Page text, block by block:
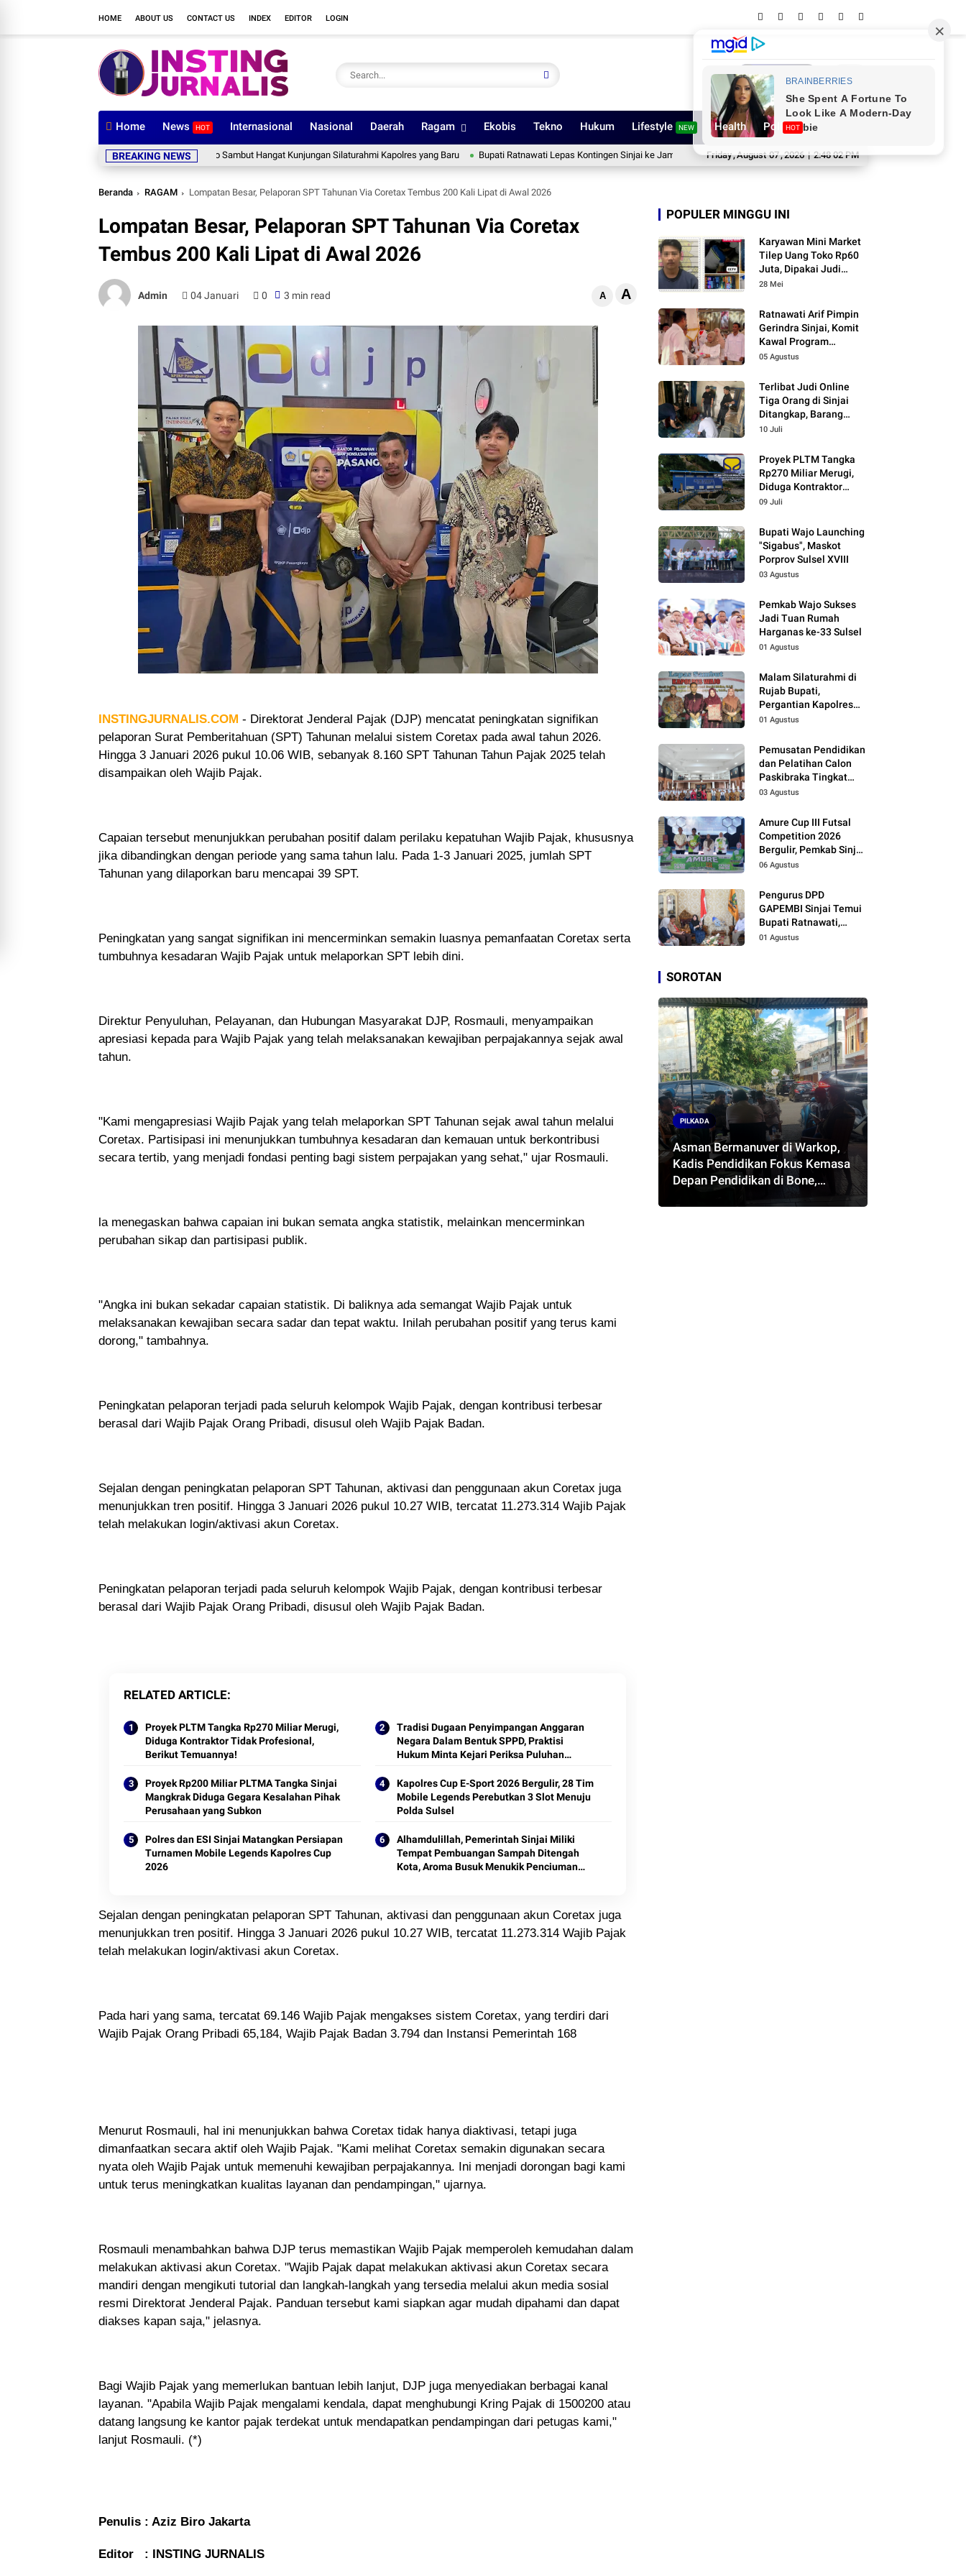
HOME ABOUT US CONTACT US INDEX EDITOR LOGIN
Network
Home News HOT Internasional Nasional Daerah Ragam Ekobis Tekno Hukum Lifestyle NEW Health Poll HOT
Friday,August 07,2026|2:48 03 PM
BREAKING NEWS
Pimpinan dan Anggota DPRD Wajo Sambut Hangat Kunjungan Silaturahmi Kapolres yang Baru Bupati Ratnawati Lepas Kontingen Sinjai ke Jamnas XII, Pesannya Sungguh Menggugah Hati Bupati Wajo Sambut Kapolres
Beranda RAGAM Lompatan Besar, Pelaporan SPT Tahunan Via Coretax Tembus 200 Kali Lipat di Awal 2026
Lompatan Besar, Pelaporan SPT Tahunan Via Coretax
Tembus 200 Kali Lipat di Awal 2026
Admin 04 Januari 0 3 min read A A
INSTINGJURNALIS.COM - Direktorat Jenderal Pajak (DJP) mencatat peningkatan signifikan
pelaporan Surat Pemberitahuan (SPT) Tahunan melalui sistem Coretax pada awal tahun 2026.
Hingga 3 Januari 2026 pukul 10.06 WIB, sebanyak 8.160 SPT Tahunan Tahun Pajak 2025 telah
disampaikan oleh Wajib Pajak.
Capaian tersebut menunjukkan perubahan positif dalam perilaku kepatuhan Wajib Pajak, khususnya
jika dibandingkan dengan periode yang sama tahun lalu. Pada 1-3 Januari 2025, jumlah SPT
Tahunan yang dilaporkan baru mencapai 39 SPT.
Peningkatan yang sangat signifikan ini mencerminkan semakin luasnya pemanfaatan Coretax serta
tumbuhnya kesadaran Wajib Pajak untuk melaporkan SPT lebih dini.
Direktur Penyuluhan, Pelayanan, dan Hubungan Masyarakat DJP, Rosmauli, menyampaikan
apresiasi kepada para Wajib Pajak yang telah melaksanakan kewajiban perpajakannya sejak awal
tahun.
"Kami mengapresiasi Wajib Pajak yang telah melaporkan SPT Tahunan sejak awal tahun melalui
Coretax. Partisipasi ini menunjukkan tumbuhnya kesadaran dan kemauan untuk berkontribusi
secara tertib, yang menjadi fondasi penting bagi sistem perpajakan yang sehat," ujar Rosmauli.
la menegaskan bahwa capaian ini bukan semata angka statistik, melainkan mencerminkan
perubahan sikap dan partisipasi publik.
"Angka ini bukan sekadar capaian statistik. Di baliknya ada semangat Wajib Pajak untuk
melaksanakan kewajiban secara sadar dan tepat waktu. Inilah perubahan positif yang terus kami
dorong," tambahnya.
Peningkatan pelaporan terjadi pada seluruh kelompok Wajib Pajak, dengan kontribusi terbesar
berasal dari Wajib Pajak Orang Pribadi, disusul oleh Wajib Pajak Badan.
Sejalan dengan peningkatan pelaporan SPT Tahunan, aktivasi dan penggunaan akun Coretax juga
menunjukkan tren positif. Hingga 3 Januari 2026 pukul 10.27 WIB, tercatat 11.273.314 Wajib Pajak
telah melakukan login/aktivasi akun Coretax.
Peningkatan pelaporan terjadi pada seluruh kelompok Wajib Pajak, dengan kontribusi terbesar
berasal dari Wajib Pajak Orang Pribadi, disusul oleh Wajib Pajak Badan.
RELATED ARTICLE
Proyek PLTM Tangka Rp270 Miliar Merugi,
Diduga Kontraktor Tidak Profesional,
Berikut Temuannya!
Tradisi Dugaan Penyimpangan Anggaran
Negara Dalam Bentuk SPPD, Praktisi
Hukum Minta Kejari Periksa Puluhan
Proyek Rp200 Miliar PLTMA Tangka Sinjai
Mangkrak Diduga Gegara Kesalahan Pihak
Perusahaan yang Subkon
Kapolres Cup E-Sport 2026 Bergulir, 28 Tim
Mobile Legends Perebutkan 3 Slot Menuju
Polda Sulsel
Polres dan ESI Sinjai Matangkan Persiapan
Turnamen Mobile Legends Kapolres Cup
2026
Alhamdulillah, Pemerintah Sinjai Miliki
Tempat Pembuangan Sampah Ditengah
Kota, Aroma Busuk Menukik Penciuman
Sejalan dengan peningkatan pelaporan SPT Tahunan, aktivasi dan penggunaan akun Coretax juga
menunjukkan tren positif. Hingga 3 Januari 2026 pukul 10.27 WIB, tercatat 11.273.314 Wajib Pajak
telah melakukan login/aktivasi akun Coretax.
Pada hari yang sama, tercatat 69.146 Wajib Pajak mengakses sistem Coretax, yang terdiri dari
Wajib Pajak Orang Pribadi 65,184, Wajib Pajak Badan 3.794 dan Instansi Pemerintah 168
Menurut Rosmauli, hal ini menunjukkan bahwa Coretax tidak hanya diaktivasi, tetapi juga
dimanfaatkan secara aktif oleh Wajib Pajak. "Kami melihat Coretax semakin digunakan secara
nyata oleh Wajib Pajak untuk memenuhi kewajiban perpajakannya. Ini menjadi dorongan bagi kami
untuk terus meningkatkan kualitas layanan dan pendampingan," ujarnya.
Rosmauli menambahkan bahwa DJP terus memastikan Wajib Pajak memperoleh kemudahan dalam
melakukan aktivasi akun Coretax. "Wajib Pajak dapat melakukan aktivasi akun Coretax secara
mandiri dengan mengikuti tutorial dan langkah-langkah yang tersedia melalui akun media sosial
resmi Direktorat Jenderal Pajak. Panduan tersebut kami siapkan agar mudah dipahami dan dapat
diakses kapan saja," jelasnya.
Bagi Wajib Pajak yang memerlukan bantuan lebih lanjut, DJP juga menyediakan berbagai kanal
layanan. "Apabila Wajib Pajak mengalami kendala, dapat menghubungi Kring Pajak di 1500200 atau
datang langsung ke kantor pajak terdekat untuk mendapatkan pendampingan dari petugas kami,"
lanjut Rosmauli. (*)
Penulis : Aziz Biro Jakarta
Editor : INSTING JURNALIS
POPULER MINGGU INI
Karyawan Mini Market
Tilep Uang Toko Rp60
Juta, Dipakai Judi
Online
28 Mei
Ratnawati Arif Pimpin
Gerindra Sinjai, Komit
Kawal Program
Prabowo
05 Agustus
Terlibat Judi Online
Tiga Orang di Sinjai
Ditangkap, Barang
Bukti Kupon Putih
10 Juli
Proyek PLTM Tangka
Rp270 Miliar Merugi,
Diduga Kontraktor
Tidak Profesional,
09 Juli
Bupati Wajo Launching
"Sigabus", Maskot
Porprov Sulsel XVIII
03 Agustus
Pemkab Wajo Sukses
Jadi Tuan Rumah
Harganas ke-33 Sulsel
01 Agustus
Malam Silaturahmi di
Rujab Bupati,
Pergantian Kapolres
Wajo Jadi Momentum
01 Agustus
Pemusatan Pendidikan
dan Pelatihan Calon
Paskibraka Tingkat
Kabupaten Tahun 2026
03 Agustus
Amure Cup III Futsal
Competition 2026
Bergulir, Pemkab Sinjai
Dukung Pembinaan
06 Agustus
Pengurus DPD
GAPEMBI Sinjai Temui
Bupati Ratnawati,
Bahas Sinergitas
01 Agustus
SOROTAN
PILKADA
Asman Bermanuver di Warkop,
Kadis Pendidikan Fokus Kemasa
Depan Pendidikan di Bone,
Akankah Terwujud Pasangan